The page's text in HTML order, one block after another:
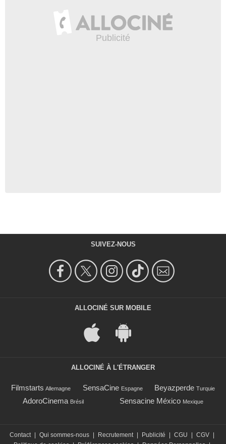
SUIVEZ-NOUS
ALLOCINÉ SUR MOBILE
ALLOCINÉ À L'ÉTRANGER
Filmstarts Allemagne SensaCine Espagne Beyazperde Turquie
AdoroCinema Brésil Sensacine México Mexique
Contact | Qui sommes-nous | Recrutement | Publicité | CGU | CGV |